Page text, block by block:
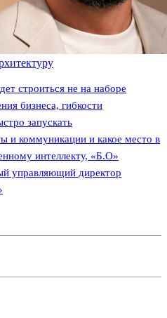
строиться не на наборе
бизнеса, гибкости
запускать
и коммуникации и какое место в
интеллекту, «Б.О»
управляющий директор